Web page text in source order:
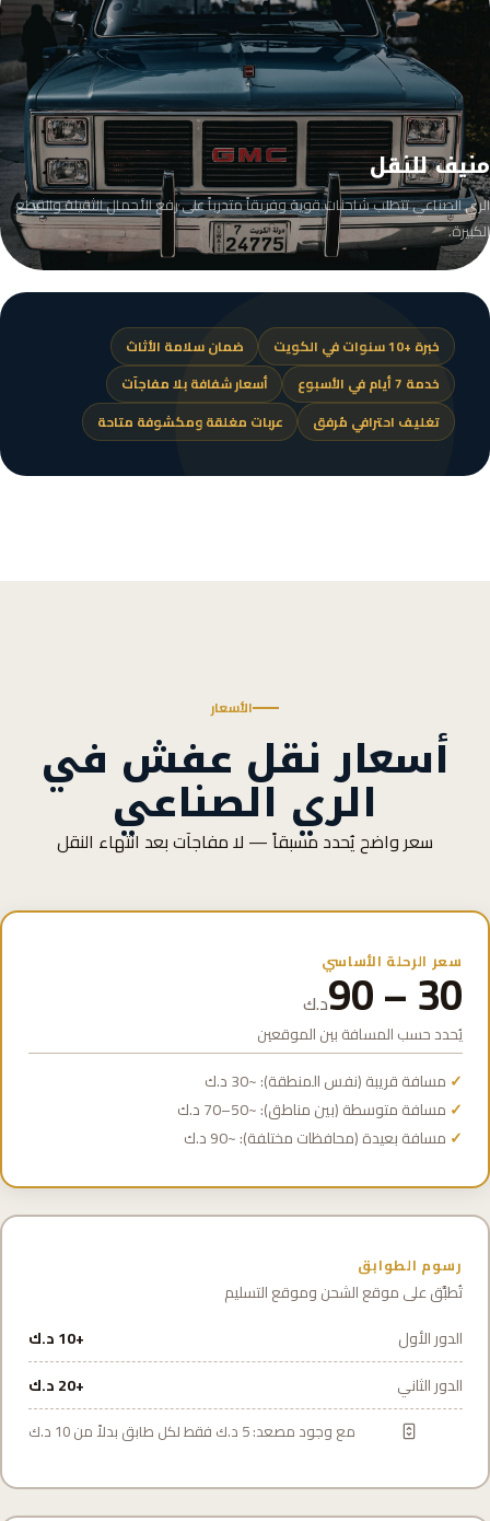
منيف للنقل
الري الصناعي تتطلب شاحنات قوية وفريقاً متدرباً على رفع الأحمال الثقيلة والقطع
الكبيرة.
خبرة +10 سنوات في الكويت
ضمان سلامة الأثاث
خدمة 7 أيام في الأسبوع
أسعار شفافة بلا مفاجآت
تغليف احترافي مُرفق
عربات مغلقة ومكشوفة متاحة
الأسعار
أسعار نقل عفش في
الري الصناعي
سعر واضح يُحدد مسبقاً — لا مفاجآت بعد انتهاء النقل
سعر الرحلة الأساسي
30 – 90 د.ك
يُحدد حسب المسافة بين الموقعين
مسافة قريبة (نفس المنطقة): ~30 د.ك
مسافة متوسطة (بين مناطق): ~50–70 د.ك
مسافة بعيدة (محافظات مختلفة): ~90 د.ك
رسوم الطوابق
تُطبَّق على موقع الشحن وموقع التسليم
الدور الأول
+10 د.ك
الدور الثاني
+20 د.ك
مع وجود مصعد: 5 د.ك فقط لكل طابق بدلاً من 10 د.ك